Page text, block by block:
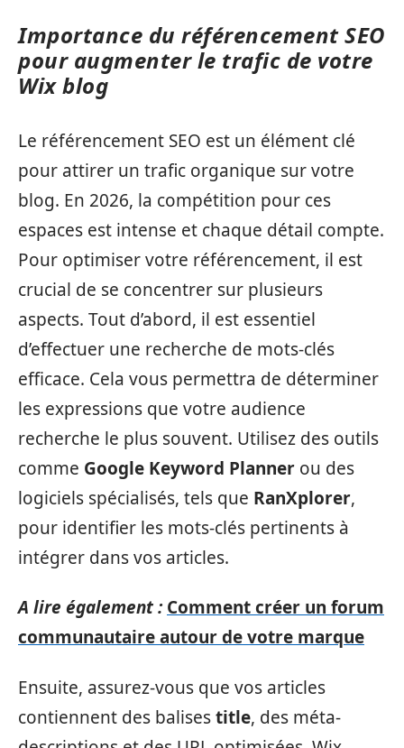
Importance du référencement SEO
pour augmenter le trafic de votre
Wix blog
Le référencement SEO est un élément clé
pour attirer un trafic organique sur votre
blog. En 2026, la compétition pour ces
espaces est intense et chaque détail compte.
Pour optimiser votre référencement, il est
crucial de se concentrer sur plusieurs
aspects. Tout d’abord, il est essentiel
d’effectuer une recherche de mots-clés
efficace. Cela vous permettra de déterminer
les expressions que votre audience
recherche le plus souvent. Utilisez des outils
comme Google Keyword Planner ou des
logiciels spécialisés, tels que RanXplorer,
pour identifier les mots-clés pertinents à
intégrer dans vos articles.
A lire également : Comment créer un forum
communautaire autour de votre marque
Ensuite, assurez-vous que vos articles
contiennent des balisestitle, des méta-